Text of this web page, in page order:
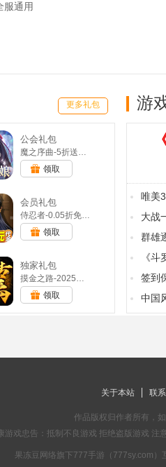
服通用
服通用
更多礼包
公会礼包
魔之序曲-5折送鬼新娘(满v)
领取
会员礼包
侍忍者-0.05折免费版(满v)
领取
独家礼包
摸金之路-2025新年起源专属(无VIP)
领取
游
唯美
大战
群雄
《
签到
中国
关于本站 联
作品版权归作者所有，
游戏忠告：抵制不良游戏 拒绝盗版游戏 注
果冻豆网络旗下777手游（777sy.com）